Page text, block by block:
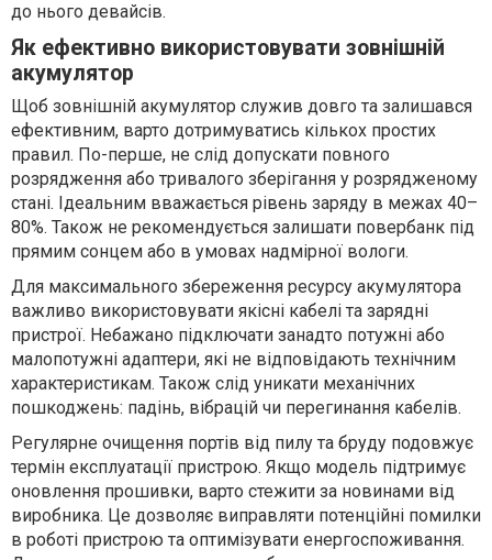
до нього девайсів.
Як ефективно використовувати зовнішній
акумулятор
Щоб зовнішній акумулятор служив довго та залишався
ефективним, варто дотримуватись кількох простих
правил. По-перше, не слід допускати повного
розрядження або тривалого зберігання у розрядженому
стані. Ідеальним вважається рівень заряду в межах 40–
80%. Також не рекомендується залишати повербанк під
прямим сонцем або в умовах надмірної вологи.
Для максимального збереження ресурсу акумулятора
важливо використовувати якісні кабелі та зарядні
пристрої. Небажано підключати занадто потужні або
малопотужні адаптери, які не відповідають технічним
характеристикам. Також слід уникати механічних
пошкоджень: падінь, вібрацій чи перегинання кабелів.
Регулярне очищення портів від пилу та бруду подовжує
термін експлуатації пристрою. Якщо модель підтримує
оновлення прошивки, варто стежити за новинами від
виробника. Це дозволяє виправляти потенційні помилки
в роботі пристрою та оптимізувати енергоспоживання.